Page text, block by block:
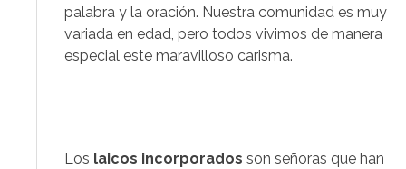
palabra y la oración. Nuestra comunidad es muy
variada en edad, pero todos vivimos de manera
especial este maravilloso carisma.
Los laicos incorporados son señoras que han